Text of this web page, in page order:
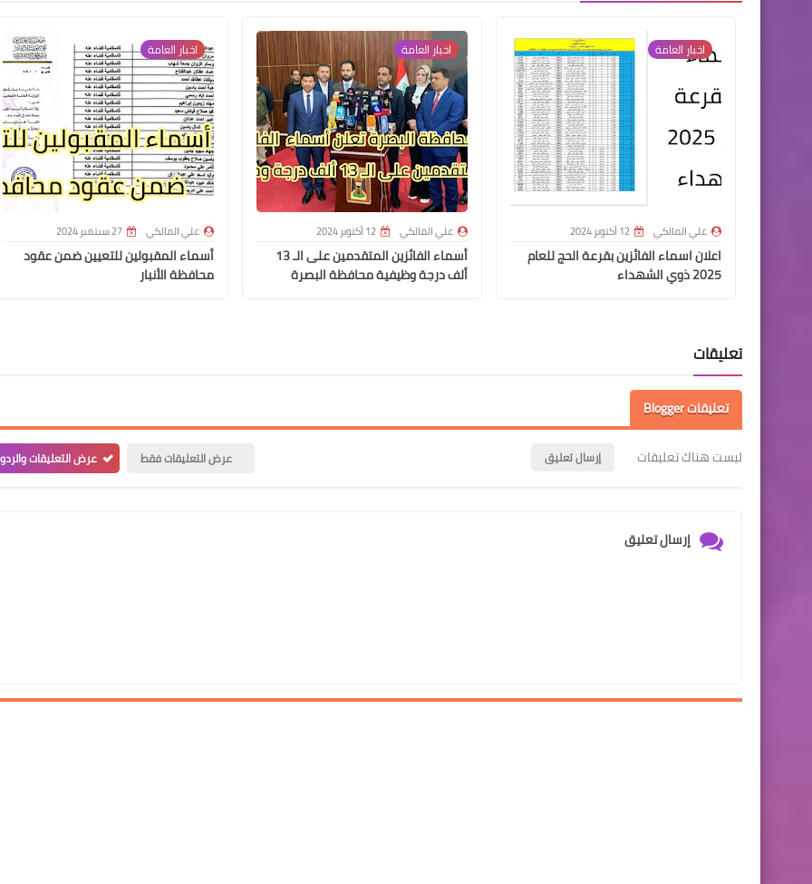
اخبار العامة
علي المالكي 12 أكتوبر 2024
اعلان اسماء الفائزين بقرعة الحج للعام
2025 ذوي الشهداء
اخبار العامة
علي المالكي 12 أكتوبر 2024
أسماء الفائزين المتقدمين على الـ 13
ألف درجة وظيفية محافظة البصرة
اخبار العامة
علي المالكي 27 سبتمبر 2024
أسماء المقبولين للتعيين ضمن عقود
محافظة الأنبار
تعليقات
تعليقات Blogger
ليست هناك تعليقات إرسال تعليق عرض التعليقات فقط عرض التعليقات
إرسال تعليق
علي المالكي
29 سبتمبر 2021